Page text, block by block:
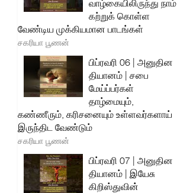
வாழ்கையிலிருந்து நாம்
கற்றுக் கொள்ள
வேண்டிய முக்கியமான பாடங்கள்
சகரியா பூணன்
பிப்ரவரி 06 | அனுதின
தியானம் | சபை
மேய்ப்பர்கள்
தாழ்மையும்,
கண்ணீரும், கரிசனையும் உள்ளவர்களாய்
இருந்திட வேண்டும்
சகரியா பூணன்
பிப்ரவரி 07 | அனுதின
தியானம் | இயேசு
கிறிஸ்துவின்